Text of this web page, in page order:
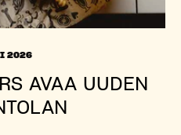
2026
AVAA UUDEN